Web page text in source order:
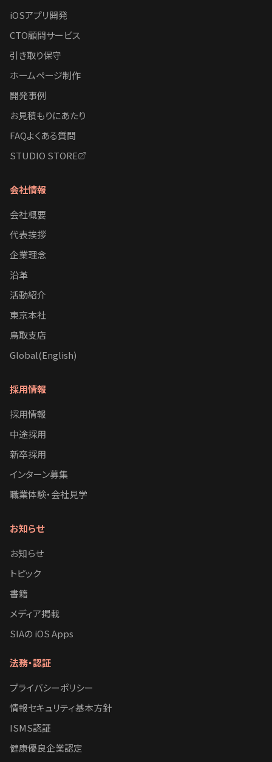
iOSアプリ開発
CTO顧問サービス
引き取り保守
ホームページ制作
開発事例
お見積もりにあたり
FAQよくある質問
STUDIO STORE
会社情報
会社概要
代表挨拶
企業理念
沿革
活動紹介
東京本社
鳥取支店
Global(English)
採用情報
採用情報
中途採用
新卒採用
インターン募集
職業体験・会社見学
お知らせ
お知らせ
トピック
書籍
メディア掲載
SIAの iOS Apps
法務・認証
プライバシーポリシー
情報セキュリティ基本方針
ISMS認証
健康優良企業認定